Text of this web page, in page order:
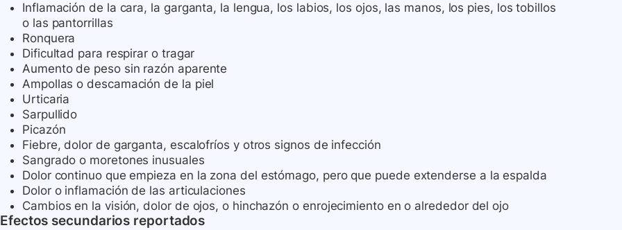
Inflamación de la cara, la garganta, la lengua, los labios, los ojos, las manos, los pies, los tobillos
o las pantorrillas
Ronquera
Dificultad para respirar o tragar
Aumento de peso sin razón aparente
Ampollas o descamación de la piel
Urticaria
Sarpullido
Picazón
Fiebre, dolor de garganta, escalofríos y otros signos de infección
Sangrado o moretones inusuales
Dolor continuo que empieza en la zona del estómago, pero que puede extenderse a la espalda
Dolor o inflamación de las articulaciones
Cambios en la visión, dolor de ojos, o hinchazón o enrojecimiento en o alrededor del ojo
Efectos secundarios reportados